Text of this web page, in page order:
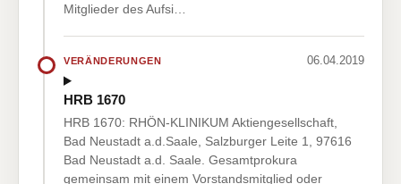
Mitglieder des Aufsi…
VERÄNDERUNGEN 06.04.2019
HRB 1670
HRB 1670: RHÖN-KLINIKUM Aktiengesellschaft,
Bad Neustadt a.d.Saale, Salzburger Leite 1, 97616
Bad Neustadt a.d. Saale. Gesamtprokura
gemeinsam mit einem Vorstandsmitglied oder